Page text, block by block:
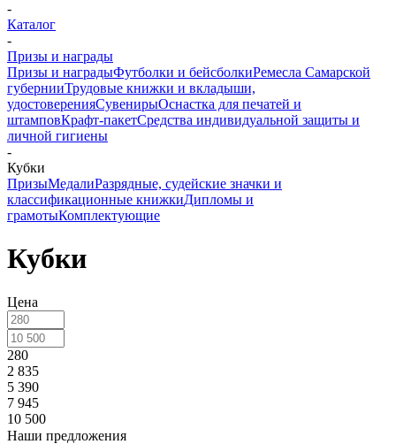
-
Каталог
-
Призы и награды
Призы и наградыФутболки и бейсболкиРемесла Самарской
губернииТрудовые книжки и вкладыши,
удостоверенияСувенирыОснастка для печатей и
штамповКрафт-пакетСредства индивидуальной защиты и
личной гигиены
-
Кубки
ПризыМедалиРазрядные, судейские значки и
классификационные книжкиДипломы и
грамотыКомплектующие
Кубки
Цена
280
2 835
5 390
7 945
10 500
Наши предложения